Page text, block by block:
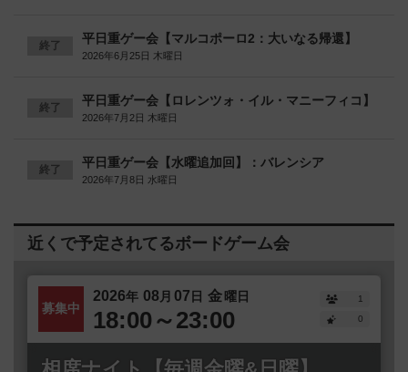
終了 平日重ゲー会【マルコポーロ2：大いなる帰還】
2026年6月25日 木曜日
終了 平日重ゲー会【ロレンツォ・イル・マニーフィコ】
2026年7月2日 木曜日
終了 平日重ゲー会【水曜追加回】：バレンシア
2026年7月8日 水曜日
近くで予定されてるボードゲーム会
募集中
2026年 08 月 07日 金曜日
18:00～23:00
1
0